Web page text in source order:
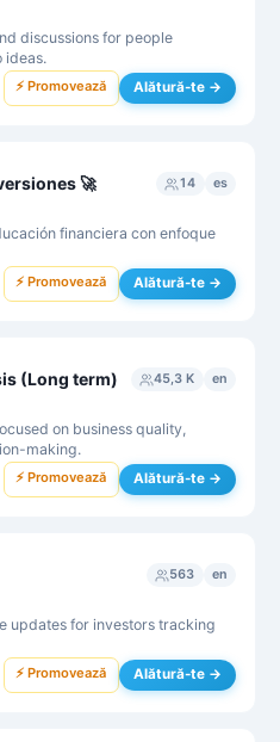
discussions for people
ideas.
⚡ Promovează Alătură-te →
🚀 14 es
financiera con enfoque
⚡ Promovează Alătură-te →
(Long term) 45,3 K en
on business quality,
making.
⚡ Promovează Alătură-te →
563 en
updates for investors tracking
⚡ Promovează Alătură-te →